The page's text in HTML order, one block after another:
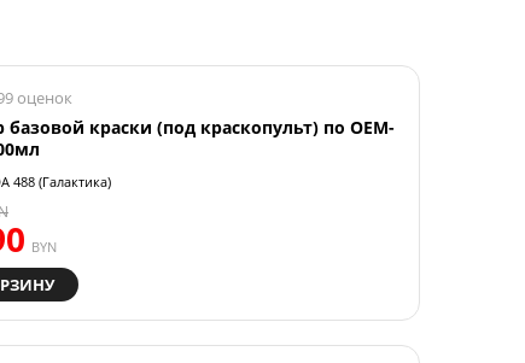
оценок
базовой краски (под краскопульт) по OEM-
488 (Галактика)
BYN